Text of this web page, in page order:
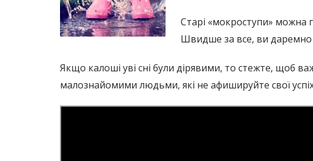
Старі «мокроступи» можна
Швидше за все, ви даремно
Якщо калоші уві сні були дірявими, то стежте, щоб
малознайомими людьми, які не афишируйте свої